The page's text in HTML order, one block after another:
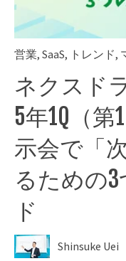
営業, SaaS, トレンド,
ネクスド
5年1Q（第
示会で「
るための
ド
Shinsuke Uei